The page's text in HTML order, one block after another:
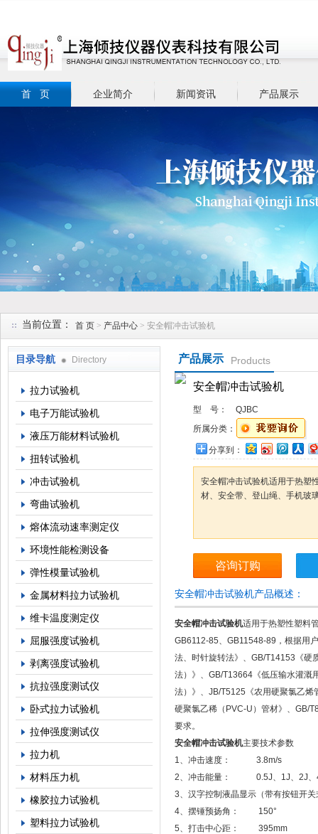
首 页 企业简介 新闻资讯 产品展示
当前位置： 首 页 > 产品中心 > 安全帽冲击试验机
目录导航 Directory
拉力试验机
电子万能试验机
液压万能材料试验机
扭转试验机
冲击试验机
弯曲试验机
熔体流动速率测定仪
环境性能检测设备
弹性模量试验机
金属材料拉力试验机
维卡温度测定仪
屈服强度试验机
剥离强度试验机
抗拉强度测试仪
卧式拉力试验机
拉伸强度测试仪
拉力机
材料压力机
橡胶拉力试验机
塑料拉力试验机
产品展示 Products
安全帽冲击试验机
型 号：
QJBC
所属分类：
分享到：
安全帽冲击试验机适用于热塑
材、安全带、登山绳、手机玻
咨询订购
安全帽冲击试验机产品概述：
安全帽冲击试验机适用于热塑性塑料
GB6112-85、GB11548-89，根据用
法、时针旋转法》、GB/T14153《硬
法）》、GB/T13664《低压输水灌溉
法）》、JB/T5125《农用硬聚氯乙
硬聚氯乙稀（PVC-U）管材》、GB/
要求。
安全帽冲击试验机主要技术参数
1、冲击速度： 3.8m/s
2、冲击能量： 0.5J、1J、2J、
3、汉字控制液晶显示（带有按钮开
4、摆锤预扬角： 150°
5、打击中心距： 395mm